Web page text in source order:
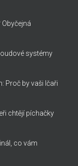
systémy
Proč by vaši Ičaři
chtějí píchačky
co vám